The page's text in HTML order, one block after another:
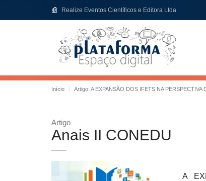
Realize Eventos Científicos e Editora Ltda
Início Artigo: A EXPANSÃO DOS IFETS NA PERSPECTIVA
Artigo
Anais II CONEDU
A